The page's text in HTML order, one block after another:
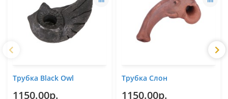
Трубка Black Owl
1150.00р.
Трубка Слон
1150.00р.